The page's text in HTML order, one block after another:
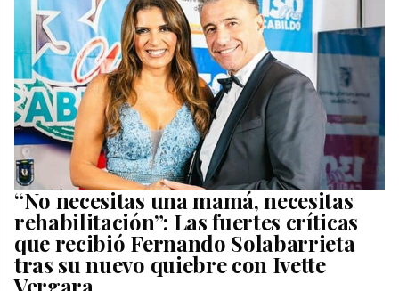
“No necesitas una mamá, necesitas
rehabilitación”: Las fuertes críticas
que recibió Fernando Solabarrieta
tras su nuevo quiebre con Ivette